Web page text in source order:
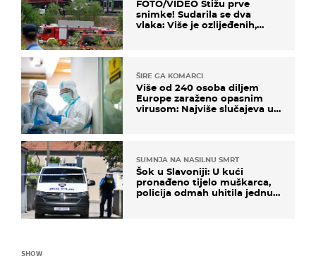
FOTO/VIDEO Stižu prve
snimke! Sudarila se dva
vlaka: Više je ozlijeđenih,
ŠIRE GA KOMARCI
Više od 240 osoba diljem
Europe zaraženo opasnim
virusom: Najviše slučajeva u
SUMNJA NA NASILNU SMRT
Šok u Slavoniji: U kući
pronađeno tijelo muškarca,
policija odmah uhitila jednu
SHOW